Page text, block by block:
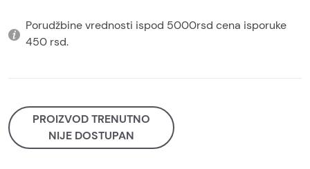
Porudžbine vrednosti ispod 5000rsd cena isporuke
450 rsd.
PROIZVOD TRENUTNO
NIJE DOSTUPAN